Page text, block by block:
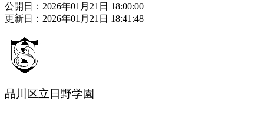
公開日：2026年01月21日 18:00:00
更新日：2026年01月21日 18:41:48
品川区立日野学園